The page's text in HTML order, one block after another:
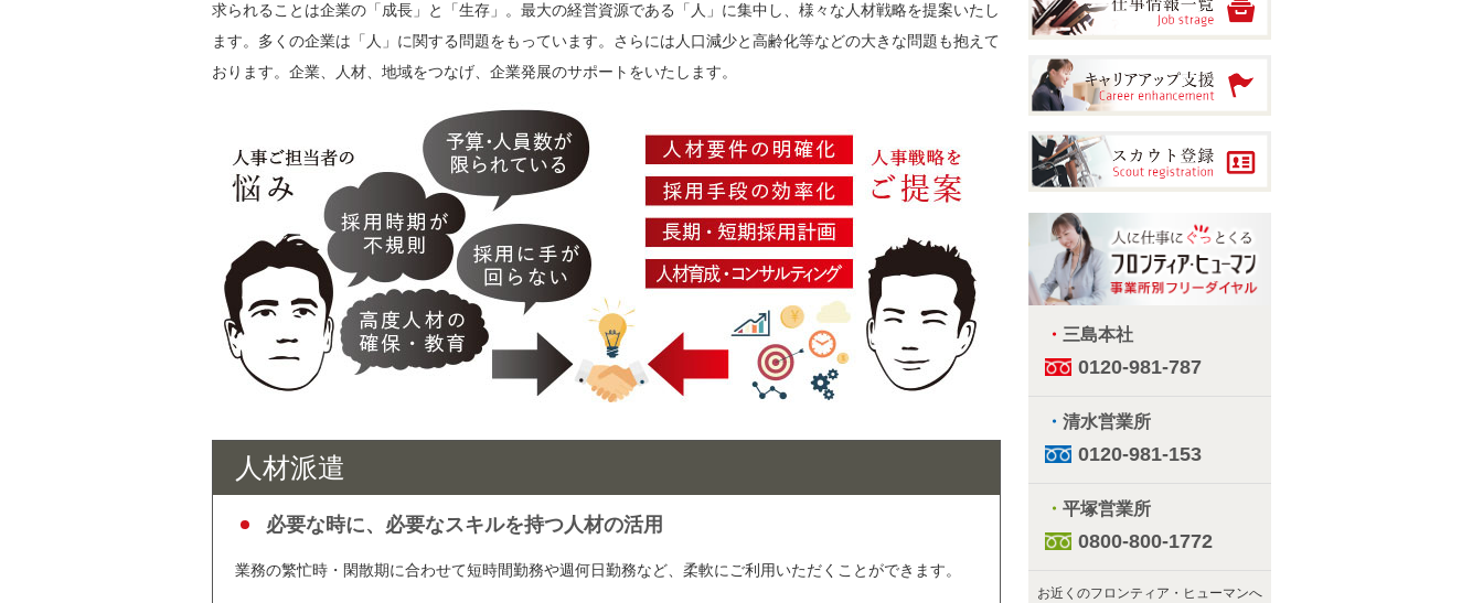
求られることは企業の「成長」と「生存」。最大の経営資源である「人」に集中し、様々な人材戦略を提案いたし
ます。多くの企業は「人」に関する問題をもっています。さらには人口減少と高齢化等などの大きな問題も抱えて
おります。企業、人材、地域をつなげ、企業発展のサポートをいたします。
人材派遣
必要な時に、必要なスキルを持つ人材の活用
業務の繁忙時・閑散期に合わせて短時間勤務や週何日勤務など、柔軟にご利用いただくことができます。
・ 三島本社
0120-981-787
・ 清水営業所
0120-981-153
・ 平塚営業所
0800-800-1772
お近くのフロンティア・ヒューマンへ